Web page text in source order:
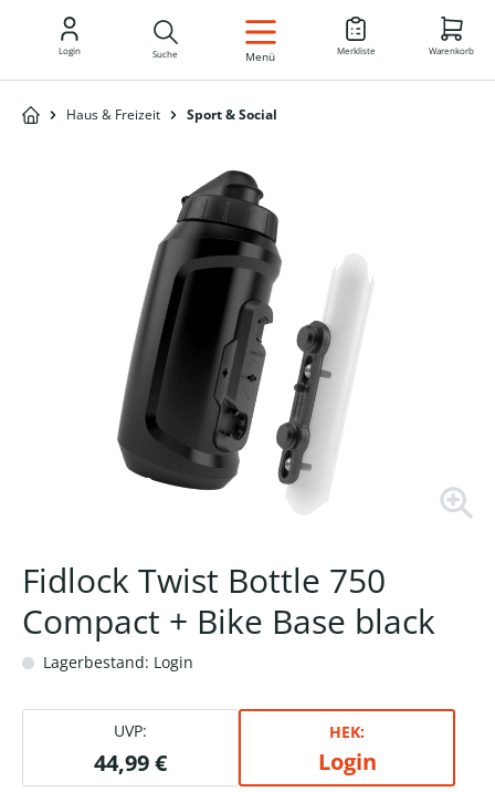
DE
Login Suche Menü Merkliste Warenkorb
Haus & Freizeit Sport & Social
Fidlock Twist Bottle 750
Compact + Bike Base black
Lagerbestand: Login
UVP:
44,99 €
HEK:
Login